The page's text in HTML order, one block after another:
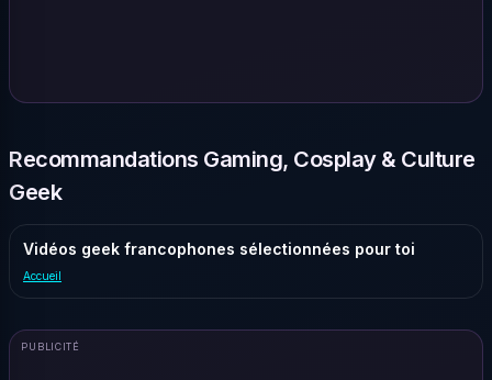
Recommandations Gaming, Cosplay & Culture
Geek
Vidéos geek francophones sélectionnées pour toi
Accueil
PUBLICITÉ